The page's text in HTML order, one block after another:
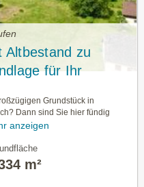
Altbestand zu
für Ihr
Grundstück in
Dann sind Sie hier fündig
anzeigen
m²